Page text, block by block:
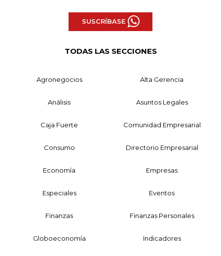
SUSCRÍBASE
TODAS LAS SECCIONES
Agronegocios Alta Gerencia
Análisis Asuntos Legales
Caja Fuerte Comunidad Empresarial
Consumo Directorio Empresarial
Economía Empresas
Especiales Eventos
Finanzas Finanzas Personales
Globoeconomía Indicadores